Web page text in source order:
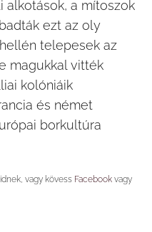
alkotások, a mítoszok
ezt az oly
telepesek az
magukkal vitték
kolóniáik
és német
borkultúra
vagy kövess Facebook vagy